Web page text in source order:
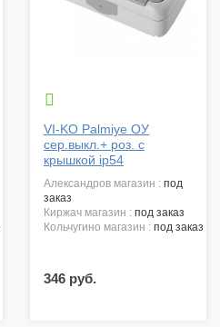

VI-KO Palmiye ОУ
сер.выкл.+ роз. с
крышкой ip54
александров магазин : под
заказ
киржач магазин : под заказ
кольчугино магазин : под заказ
346 руб.